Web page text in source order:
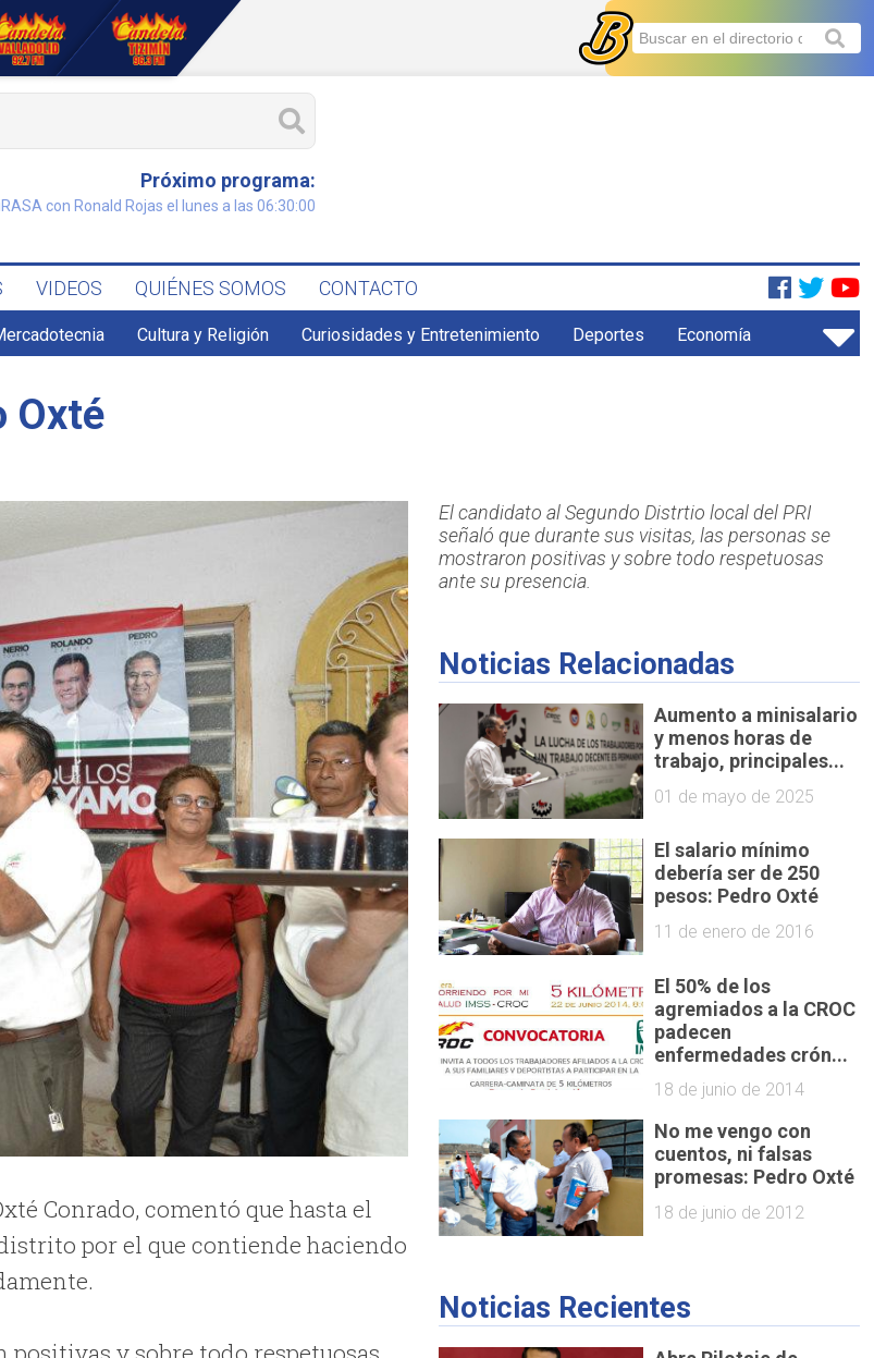
Próximo programa:
con Ronald Rojas el lunes a las 06:30:00
VIDEOS QUIÉNES SOMOS CONTACTO
Cultura y Religión Curiosidades y Entretenimiento Deportes Economía
Oxté
Conrado, comentó que hasta el
por el que contiende haciendo
El candidato al Segundo Distrtio local del PRI
señaló que durante sus visitas, las personas se
mostraron positivas y sobre todo respetuosas
ante su presencia.
Noticias Relacionadas
Aumento a minisalario
y menos horas de
trabajo, principales...
01 de mayo de 2025
El salario mínimo
debería ser de 250
pesos: Pedro Oxté
11 de enero de 2016
El 50% de los
agremiados a la CROC
padecen
enfermedades crón...
18 de junio de 2014
No me vengo con
cuentos, ni falsas
promesas: Pedro Oxté
18 de junio de 2012
Noticias Recientes